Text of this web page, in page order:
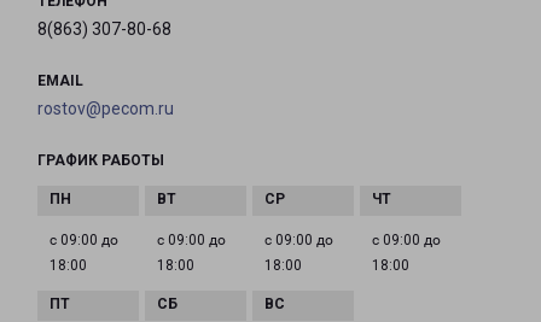
8(863) 307-80-68
EMAIL
rostov@pecom.ru
ГРАФИК РАБОТЫ
с 09:00 до
18:00
с 09:00 до
18:00
с 09:00 до
18:00
с 09:00 до
18:00